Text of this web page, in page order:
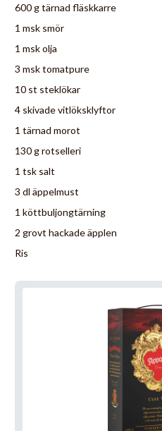
600 g tärnad fläskkarre
1 msk smör
1 msk olja
3 msk tomatpure
10 st steklökar
4 skivade vitlöksklyftor
1 tärnad morot
130 g rotselleri
1 tsk salt
3 dl äppelmust
1 köttbuljongtärning
2 grovt hackade äpplen
Ris